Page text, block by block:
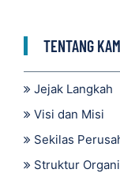
TENTANG
Jejak Langkah
Visi dan Misi
Sekilas
Struktur